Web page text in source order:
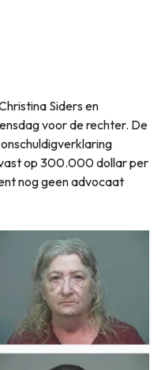
Siders en
voor de rechter. De
op 300.000 dollar per
nog geen advocaat